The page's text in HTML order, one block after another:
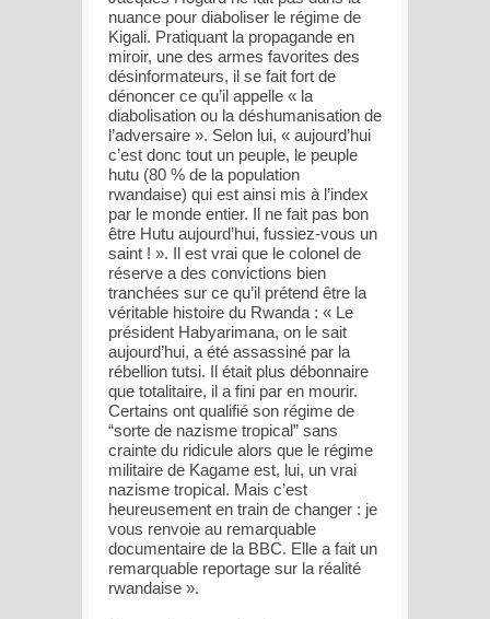
nuance pour diaboliser le régime de
Kigali. Pratiquant la propagande en
miroir, une des armes favorites des
désinformateurs, il se fait fort de
dénoncer ce qu’il appelle « la
diabolisation ou la déshumanisation de
l’adversaire ». Selon lui, « aujourd’hui
c’est donc tout un peuple, le peuple
hutu (80 % de la population
rwandaise) qui est ainsi mis à l’index
par le monde entier. Il ne fait pas bon
être Hutu aujourd’hui, fussiez-vous un
saint ! ». Il est vrai que le colonel de
réserve a des convictions bien
tranchées sur ce qu’il prétend être la
véritable histoire du Rwanda : « Le
président Habyarimana, on le sait
aujourd’hui, a été assassiné par la
rébellion tutsi. Il était plus débonnaire
que totalitaire, il a fini par en mourir.
Certains ont qualifié son régime de
“sorte de nazisme tropical” sans
crainte du ridicule alors que le régime
militaire de Kagame est, lui, un vrai
nazisme tropical. Mais c’est
heureusement en train de changer : je
vous renvoie au remarquable
documentaire de la BBC. Elle a fait un
remarquable reportage sur la réalité
rwandaise ».